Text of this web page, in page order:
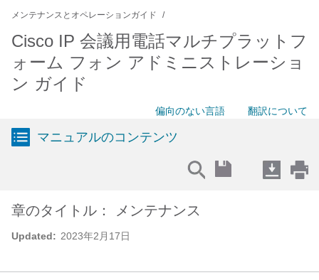
メンテナンスとオペレーションガイド
Cisco IP 会議用電話マルチプラットフ
ォーム フォン アドミニストレーショ
ン ガイド
偏向のない言語 翻訳について
マニュアルのコンテンツ
Updated: 2023年2月17日
章のタイトル： メンテナンス